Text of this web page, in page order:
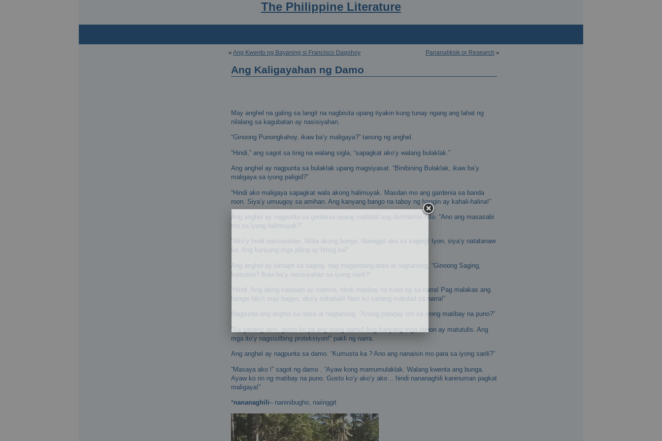
The Philippine Literature
« Ang Kwento ng Bayaning si Francisco Dagohoy Pananaliksik or Research »
Ang Kaligayahan ng Damo
May anghel na galing sa langit na nagbisita upang tiyakin kung tunay ngang ang lahat ng
nilalang sa kagubatan ay nasisiyahan.
“Ginoong Punongkahoy, ikaw ba’y maligaya?” tanong ng anghel.
“Hindi,” ang sagot sa tinig na walang sigla, “sapagkat ako’y walang bulaklak.”
Ang anghel ay nagpunta sa bulaklak upang magsiyasat. “Binibining Bulaklak, ikaw ba’y
maligaya sa iyong paligid?”
“Hindi ako maligaya sapagkat wala akong halimuyak. Masdan mo ang gardenia sa banda
roon. Siya’y umuugoy sa amihan. Ang kanyang bango na taboy ng hangin ay kahali-halina!”
Ang anghel ay nagpunta sa gardenia upang mabatid ang damdamin nito. “Ano ang masasabi
mo sa iyong halimuyak?”
“Ako’y hindi nasisiyahan. Wala akong bunga. Naiinggit ako sa saging! Iyon, siya’y natatanaw
ko. Ang kanyang mga piling ay hinog na!”
Ang anghel ay lumapit sa saging, nag magandang-araw at nagtanong, “Ginoong Saging,
kumusta? Ikaw ba’y nasisiyahan sa iyong sarili?”
“Hindi. Ang aking katawan ay mahina, hindi matibay na tulad ng sa narra! Pag malakas ang
hangin lalo’t may bagyo, ako’y nababali! Nais ko sanang matulad sa narra!”
Nagpunta ang anghel sa narra at nagtanong, “Anong palagay mo sa iyong matibay na puno?”
“Sa ganang akin, gusto ko pa ang isang damo! Ang kanyang mga dahon ay matutulis. Ang
mga ito’y nagsisilbing proteksiyon!” pakli ng narra.
Ang anghel ay nagpunta sa damo. “Kumusta ka ? Ano ang nanaisin mo para sa iyong sarili?”
“Masaya ako !” sagot ng damo . “Ayaw kong mamumulaklak. Walang kwenta ang bunga.
Ayaw ko rin ng matibay na puno. Gusto ko’y ako’y ako… hindi nananaghili kaninuman pagkat
maligaya!”
*nananaghili– naninibugho, naiinggit